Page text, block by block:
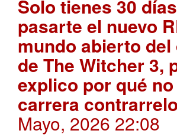
Solo tienes 30
pasarte el nuevo
mundo abierto
de The Witcher 3,
explico por qué
carrera
Mayo, 2026 22:08